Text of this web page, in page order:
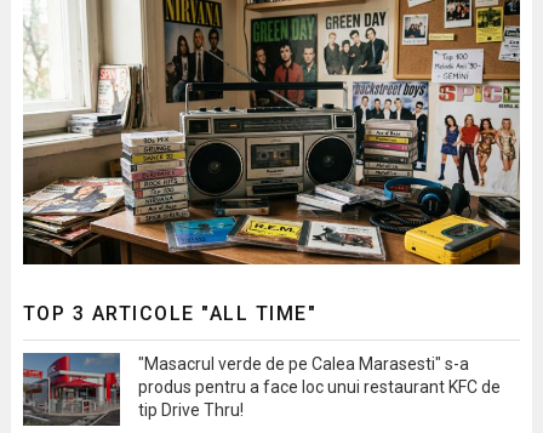
TOP 3 ARTICOLE "ALL TIME"
"Masacrul verde de pe Calea Marasesti" s-a
produs pentru a face loc unui restaurant KFC de
tip Drive Thru!